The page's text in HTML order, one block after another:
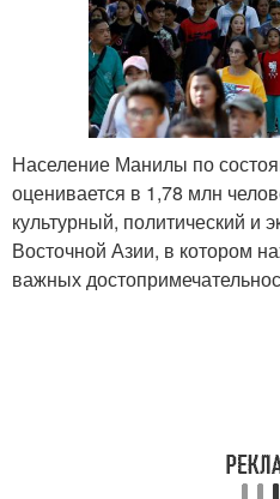
Население Манилы по
оценивается в 1,78 млн
культурный, политический и
Восточной Азии, в котором
важных